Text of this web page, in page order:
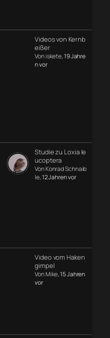
Videos von Kernb
eißer
Von iskete, 19 Jahre
n vor
Studie zu Loxia le
ucoptera
Von Konrad Schnaib
le, 12 Jahren vor
Video vom Haken
gimpel
Von Mike, 15 Jahren
vor